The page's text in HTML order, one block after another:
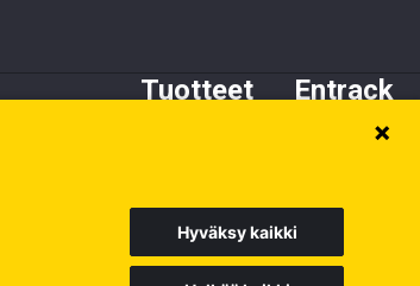
Tuotteet
Varaosat
Entrack
Tietoa meistä
Hyväksy kaikki